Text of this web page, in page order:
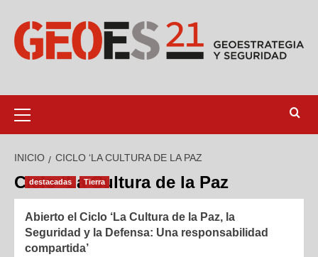
INICIO CICLO ‘LA CULTURA DE LA PAZ
Ciclo ‘La Cultura de la Paz
destacadas Tierra
Abierto el Ciclo ‘La Cultura de la Paz, la
Seguridad y la Defensa: Una responsabilidad
compartida’